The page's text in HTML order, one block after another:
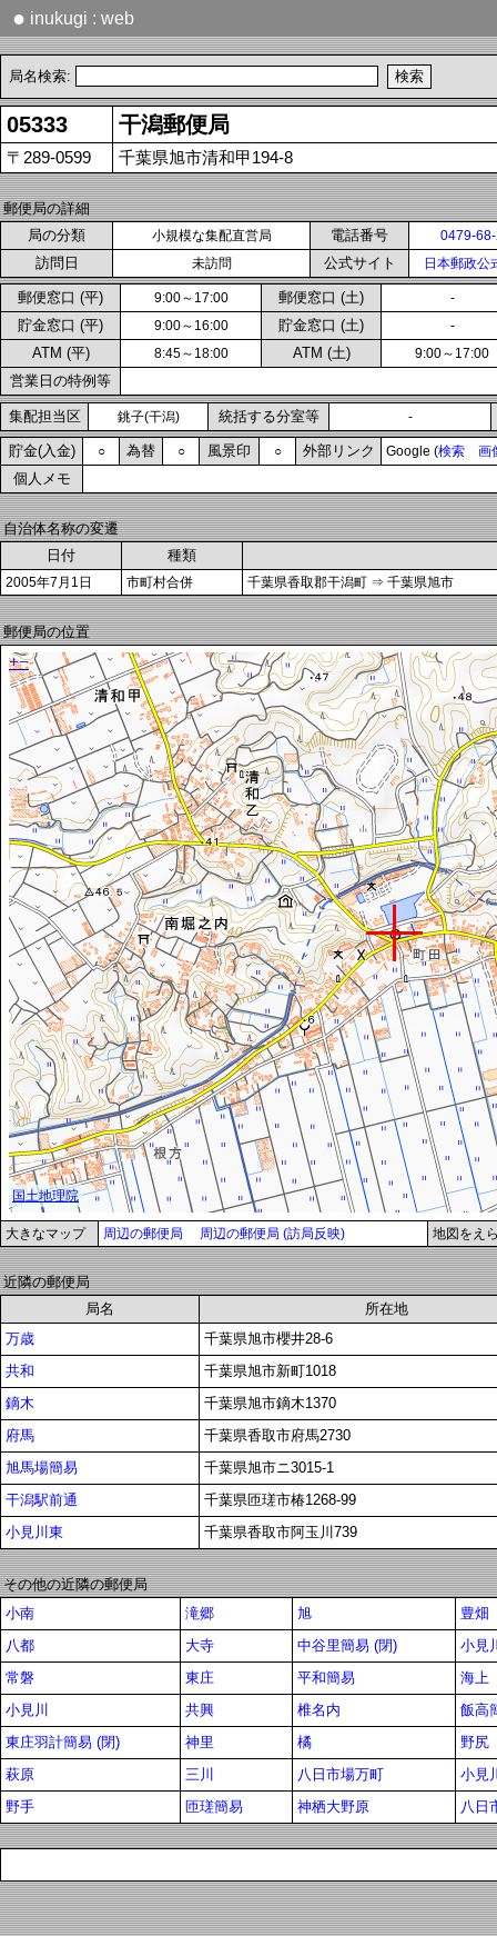
● inukugi : web
局名検索:
05333 干潟郵便局
〒289-0599 千葉県旭市清和甲194-8
郵便局の詳細
局の分類
小規模な集配直営局 電話番号 0479-
訪問日 未訪問 公式サイト 日本郵政公
郵便窓口 (平) 9:00～17:00 郵便窓口 (土) -
貯金窓口 (平) 9:00～16:00 貯金窓口 (土) -
ATM (平) 8:45～18:00 ATM (土) 9:00～17:00
営業日の特例等
集配担当区 銚子(干潟) 統括する分室等 -
貯金(入金) ○ 為替 ○ 風景印 ○ 外部リンク Google (検索 画
個人メモ
自治体名称の変遷
日付
種類
2005年7月1日 市町村合併 千葉県香取郡干潟町 ⇒ 千葉県旭市
郵便局の位置
大きなマップ 周辺の郵便局 周辺の郵便局 (訪局反映) 地図をえ
近隣の郵便局
局名
所在地
万歳
千葉県旭市櫻井28-6
共和
千葉県旭市新町1018
鏑木
千葉県旭市鏑木1370
府馬
千葉県香取市府馬2730
旭馬場簡易
千葉県旭市ニ3015-1
干潟駅前通
千葉県匝瑳市椿1268-99
小見川東
千葉県香取市阿玉川739
その他の近隣の郵便局
小南
滝郷 旭
豊畑
八都
大寺 中谷里簡易 (閉)
小見
常磐
東庄 平和簡易
海上
小見川
共興 椎名内
飯高
東庄羽計簡易 (閉)
神里 橘
野尻
萩原
三川 八日市場万町
小見
野手
匝瑳簡易 神栖大野原 八日